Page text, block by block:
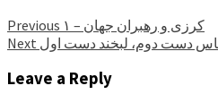
Previous
کرزی و رهبران جهان – ۱
Next دست دوم، لبخند دست اول
Leave a Reply